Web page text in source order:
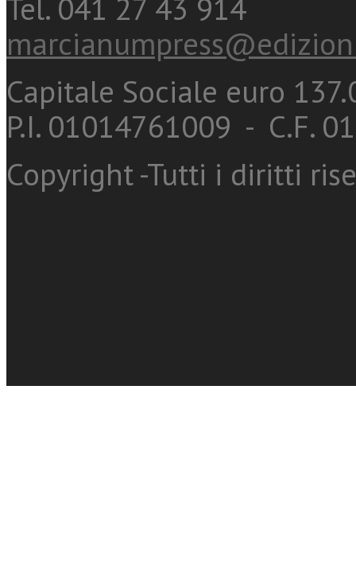
Tel. 041 27 43 914
Capitale Sociale euro
P.I. 01014761009 - C.F.
Copyright -Tutti i diritti